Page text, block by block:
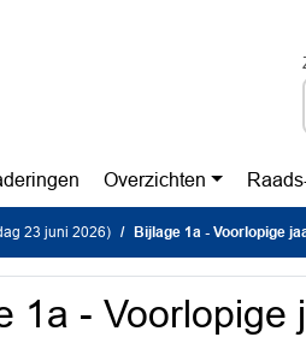
Overzichten
23 juni 2026) Bijlage 1a - Voorlopige
1a - Voorlopige